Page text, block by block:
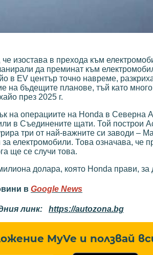
изостава в прехода към
да преминат към
в EV център точно навреме,
на бъдещите планове, тъй като
през 2025 г.
на операциите на Honda в Северна
в Съединените щати. Той построи
три от най-важните си заводи –
електромобили. Това означава, че
ще се случи това.
долара, която Honda прави, за
в Google News
линк: https://autozona.bg
MyVe и ползвай